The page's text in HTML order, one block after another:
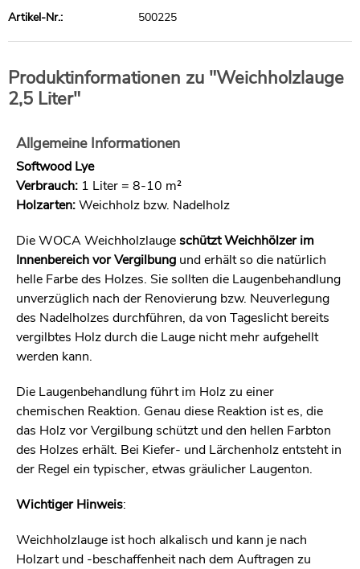
Artikel-Nr.: 500225
Produktinformationen zu "Weichholzlauge
2,5 Liter"
Allgemeine Informationen
Softwood Lye
Verbrauch: 1 Liter = 8-10 m²
Holzarten:Weichholz bzw. Nadelholz
Die WOCA Weichholzlaugeschützt Weichhölzer im
Innenbereich vor Vergilbung und erhält so die natürlich
helle Farbe des Holzes. Sie sollten die Laugenbehandlung
unverzüglich nach der Renovierung bzw. Neuverlegung
des Nadelholzes durchführen, da von Tageslicht bereits
vergilbtes Holz durch die Lauge nicht mehr aufgehellt
werden kann.
Die Laugenbehandlung führt im Holz zu einer
chemischen Reaktion. Genau diese Reaktion ist es, die
das Holz vor Vergilbung schützt und den hellen Farbton
des Holzes erhält. Bei Kiefer- und Lärchenholz entsteht in
der Regel ein typischer, etwas gräulicher Laugenton.
Wichtiger Hinweis:
Weichholzlauge ist hoch alkalisch und kann je nach
Holzart und -beschaffenheit nach dem Auftragen zu